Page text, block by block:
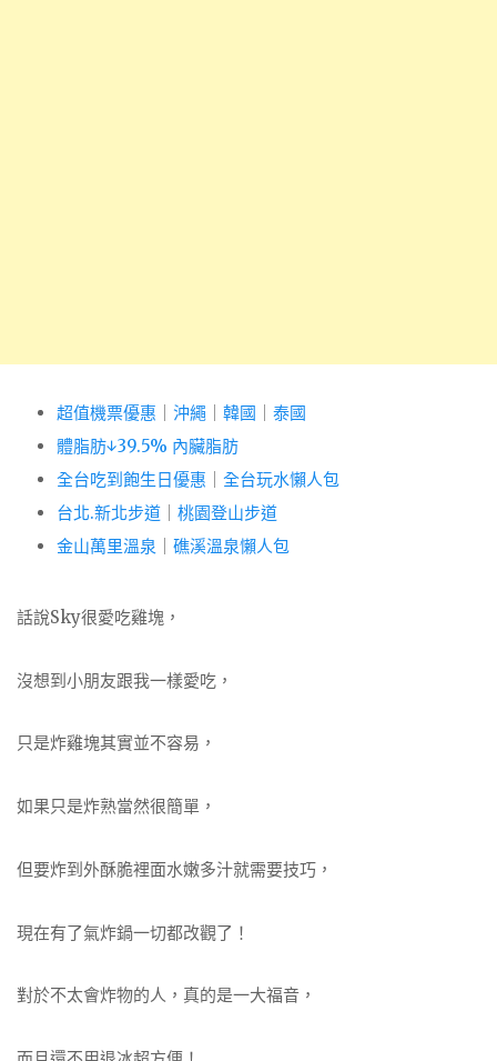
超值機票優惠 沖繩 韓國
泰國
體脂肪↓39.5% 內臟脂肪
全台吃到飽生日優惠
全台玩水懶人包
台北.新北步道
桃園登山步道
金山萬里溫泉
礁溪溫泉懶人包
話說Sky很愛吃雞塊，
沒想到小朋友跟我一樣愛吃，
只是炸雞塊其實並不容易，
如果只是炸熟當然很簡單，
但要炸到外酥脆裡面水嫩多汁就需要技巧，
現在有了氣炸鍋一切都改觀了！
對於不太會炸物的人，真的是一大福音，